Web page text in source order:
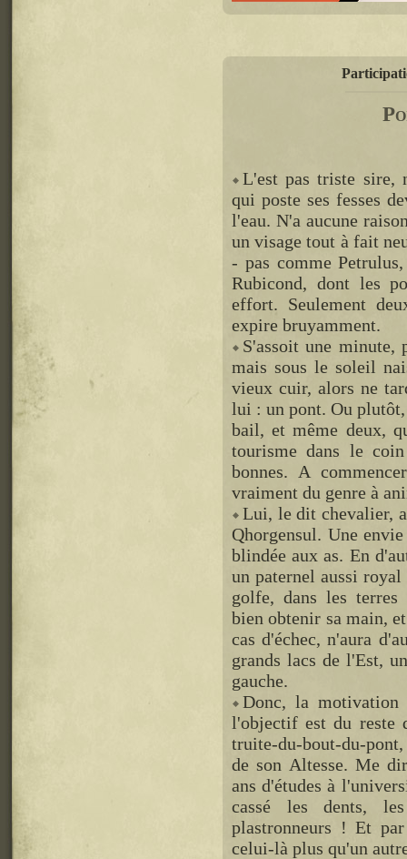
L'est pas triste sire,
qui poste ses fesses
l'eau. N'a aucune
un visage tout à fait
- pas comme
Rubicond, dont les
effort. Seulement
expire bruyamment.
S'assoit une minute,
mais sous le soleil
vieux cuir, alors ne
lui : un pont. Ou
bail, et même deux,
tourisme dans le
bonnes. A
vraiment du genre à
Lui, le dit chevalier,
Qhorgensul. Une
blindée aux as. En
un paternel aussi
golfe, dans les terres
bien obtenir sa main,
cas d'échec, n'aura
grands lacs de l'Est,
gauche.
Donc, la
l'objectif est du reste
truite-du-bout-du-
de son Altesse. Me
ans d'études à
cassé les dents,
plastronneurs ! Et
celui-là plus qu'un